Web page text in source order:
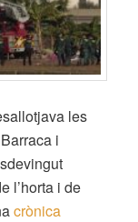
les
i
l’horta i de
crònica